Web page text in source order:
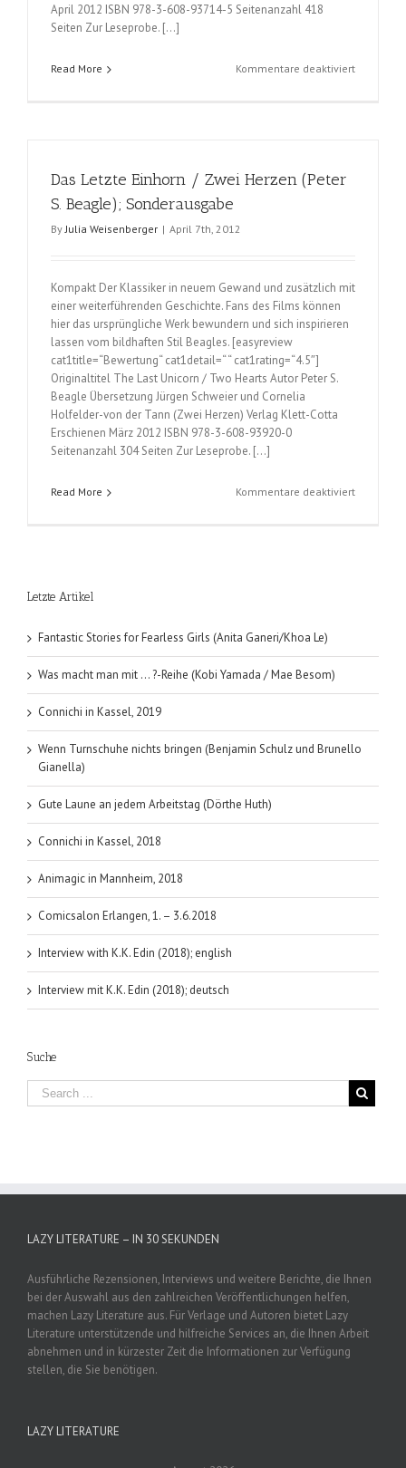
April 2012 ISBN 978-3-608-93714-5 Seitenanzahl 418
Seiten Zur Leseprobe. […]
Read More Kommentare deaktiviertfür
Das Letzte Einhorn / Zwei Herzen (Peter
S. Beagle); Sonderausgabe
ByJulia Weisenberger | April 7th, 2012
Kompakt Der Klassiker in neuem Gewand und zusätzlich mit
einer weiterführenden Geschichte. Fans des Films können
hier das ursprüngliche Werk bewundern und sich inspirieren
lassen vom bildhaften Stil Beagles. [easyreview
cat1title=“Bewertung“ cat1detail=“ “ cat1rating=“4.5″]
Originaltitel The Last Unicorn / Two Hearts Autor Peter S.
Beagle Übersetzung Jürgen Schweier und Cornelia
Holfelder-von der Tann (Zwei Herzen) Verlag Klett-Cotta
Erschienen März 2012 ISBN 978-3-608-93920-0
Seitenanzahl 304 Seiten Zur Leseprobe. […]
Read More Kommentare deaktiviertfür
Beagle);
Letzte Artikel
Fantastic Stories for Fearless Girls (Anita Ganeri/Khoa Le)
Was macht man mit … ?-Reihe (Kobi Yamada / Mae Besom)
Connichi in Kassel, 2019
Wenn Turnschuhe nichts bringen (Benjamin Schulz und Brunello
Gianella)
Gute Laune an jedem Arbeitstag (Dörthe Huth)
Connichi in Kassel, 2018
Animagic in Mannheim, 2018
Comicsalon Erlangen, 1. – 3.6.2018
Interview with K.K. Edin (2018); english
Interview mit K.K. Edin (2018); deutsch
Suche
LAZY LITERATURE – IN 30 SEKUNDEN
Ausführliche Rezensionen, Interviews und weitere Berichte, die Ihnen
bei der Auswahl aus den zahlreichen Veröffentlichungen helfen,
machen Lazy Literature aus. Für Verlage und Autoren bietet Lazy
Literature unterstützende und hilfreiche Services an, die Ihnen Arbeit
abnehmen und in kürzester Zeit die Informationen zur Verfügung
stellen, die Sie benötigen.
LAZY LITERATURE